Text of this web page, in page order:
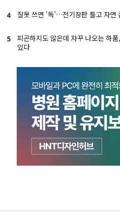
4 잘못 쓰면 '독'…전기장판 틀고 자면
5
피곤하지도 않은데 자꾸 나오는 하
있다